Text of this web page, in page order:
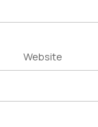
Website